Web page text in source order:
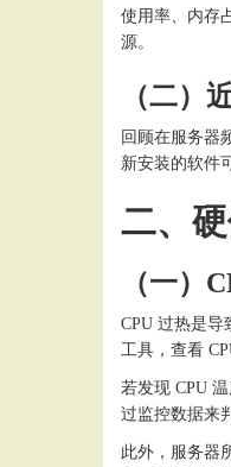
使用率、内存
源。
（二）
回顾在服务器
新安装的软件
二、
（一）
CPU 过热是
工具，查看
若发现 CPU
过监控数据来
此外，服务器